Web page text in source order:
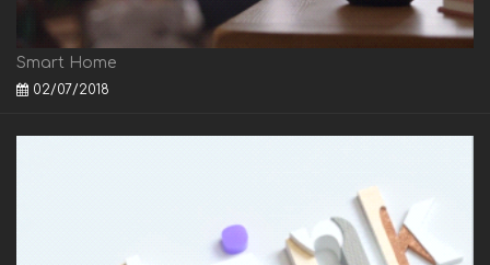
Smart Home
02/07/2018